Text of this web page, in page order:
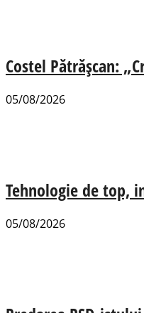
Costel Pătrășcan:
05/08/2026
Tehnologie de top,
05/08/2026